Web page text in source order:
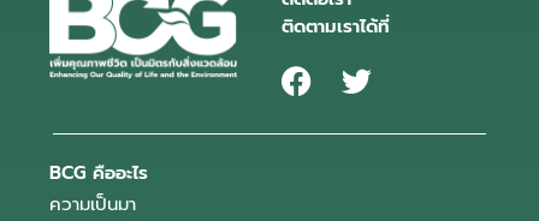
ติดตามเราได้ที่
BCG คืออะไร
ความเป็นมา